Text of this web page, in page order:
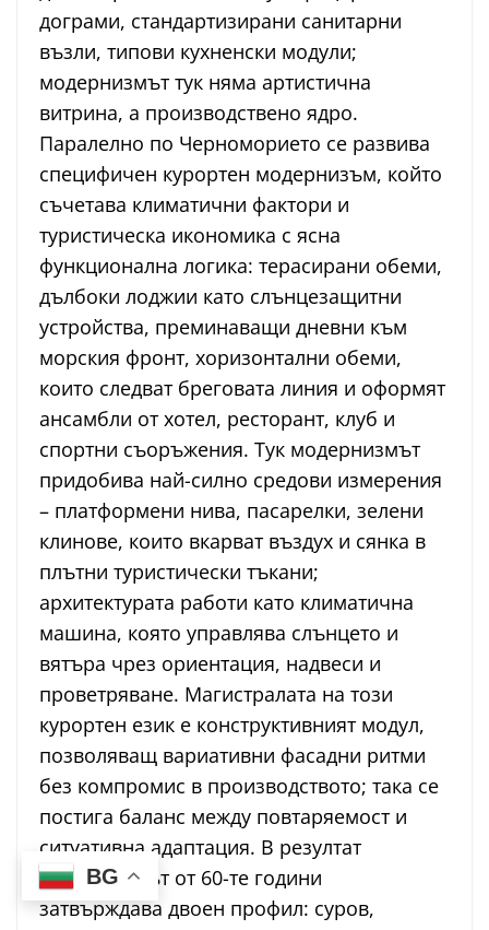
дограми, стандартизирани санитарни
възли, типови кухненски модули;
модернизмът тук няма артистична
витрина, а производствено ядро.
Паралелно по Черноморието се развива
специфичен курортен модернизъм, който
съчетава климатични фактори и
туристическа икономика с ясна
функционална логика: терасирани обеми,
дълбоки лоджии като слънцезащитни
устройства, преминаващи дневни към
морския фронт, хоризонтални обеми,
които следват бреговата линия и оформят
ансамбли от хотел, ресторант, клуб и
спортни съоръжения. Тук модернизмът
придобива най-силно средови измерения
– платформени нива, пасарелки, зелени
клинове, които вкарват въздух и сянка в
плътни туристически тъкани;
архитектурата работи като климатична
машина, която управлява слънцето и
вятъра чрез ориентация, надвеси и
проветряване. Магистралата на този
курортен език е конструктивният модул,
позволяващ вариативни фасадни ритми
без компромис в производството; така се
постига баланс между повтаряемост и
ситуативна адаптация. В резултат
модернизмът от 60-те години
затвърждава двоен профил: суров,
BG